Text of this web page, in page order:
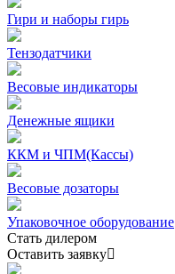
Гири и наборы гирь
Тензодатчики
Весовые индикаторы
Денежные ящики
ККМ и ЧПМ(Кассы)
Весовые дозаторы
Упаковочное оборудование
Стать дилером
Оставить заявку